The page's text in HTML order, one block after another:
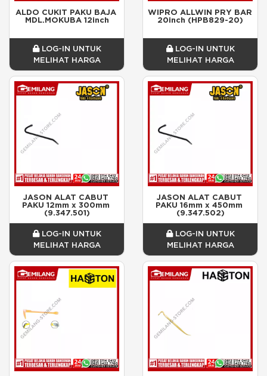
ALDO CUKIT PAKU BAJA
MDL.MOKUBA 12inch
LOG-IN UNTUK
MELIHAT HARGA
WIPRO ALLWIN PRY BAR
20inch (HPB829-20)
LOG-IN UNTUK
MELIHAT HARGA
JASON ALAT CABUT
PAKU 12mm x 300mm
(9.347.501)
LOG-IN UNTUK
MELIHAT HARGA
JASON ALAT CABUT
PAKU 16mm x 450mm
(9.347.502)
LOG-IN UNTUK
MELIHAT HARGA